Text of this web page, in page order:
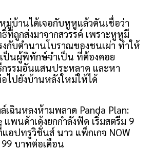
มู่บ้านได้เจอกับหูหูแล้วดันเชื่อว่า
ที่ถูกส่งมาจากสวรรค์ เพราะหูหูมี
กับตำนานโบราณของชนเผ่า ทำให้
เป็นผู้พิทักษ์จำเป็น ที่ต้องคอย
รรมอันแสนประหลาด และหา
ไปยังบ้านหลังใหม่ให้ได้
ฉินหลงห้ามพลาด Panda Plan:
แพนด้าเด้งยกกำลังฟัด เริ่มสตรีม 9
อปทรูวิชั่นส์ นาว แพ็กเกจ NOW
99 บาทต่อเดือน